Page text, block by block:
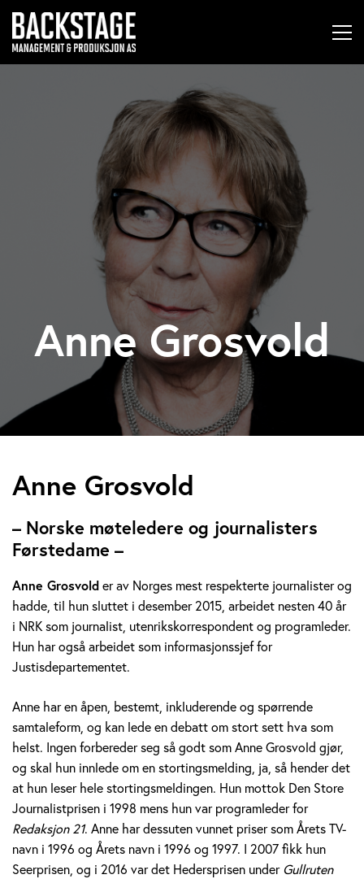
Anne Grosvold
A
n
n
e
G
r
s
v
o
l
d
Anne Grosvold
– Norske møteledere og journalisters
Førstedame –
Anne Grosvold er av Norges mest respekterte journalister og
hadde, til hun sluttet i desember 2015, arbeidet nesten 40 år
i NRK som journalist, utenrikskorrespondent og programleder.
Hun har også arbeidet som informasjonssjef for
Justisdepartementet.
Anne har en åpen, bestemt, inkluderende og spørrende
samtaleform, og kan lede en debatt om stort sett hva som
helst. Ingen forbereder seg så godt som Anne Grosvold gjør,
og skal hun innlede om en stortingsmelding, ja, så hender det
at hun leser hele stortingsmeldingen. Hun mottok Den Store
Journalistprisen i 1998 mens hun var programleder for
Redaksjon 21. Anne har dessuten vunnet priser som Årets TV-
navn i 1996 og Årets navn i 1996 og 1997. I 2007 fikk hun
Seerprisen, og i 2016 var det Hedersprisen under Gullruten